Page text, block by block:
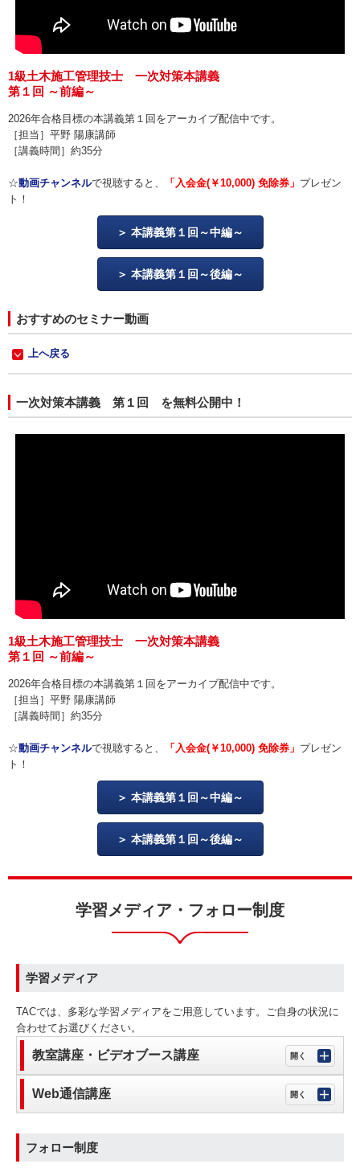
1級土木施工管理技士 一次対策本講義
第１回 ～前編～
2026年合格目標の本講義第１回をアーカイブ配信中です。
［担当］平野 陽康講師
［講義時間］約35分
☆動画チャンネルで視聴すると、 「入会金(￥10,000) 免除券」 プレゼン
ト！
本講義第１回～中編～
本講義第１回～後編～
おすすめのセミナー動画
上へ戻る
一次対策本講義 第１回 を無料公開中！
1級土木施工管理技士 一次対策本講義
第１回 ～前編～
2026年合格目標の本講義第１回をアーカイブ配信中です。
［担当］平野 陽康講師
［講義時間］約35分
☆動画チャンネルで視聴すると、 「入会金(￥10,000) 免除券」 プレゼン
ト！
本講義第１回～中編～
本講義第１回～後編～
学習メディア・フォロー制度
学習メディア
TACでは、多彩な学習メディアをご用意しています。ご自身の状況に
合わせてお選びください。
教室講座・ビデオブース講座
Web通信講座
フォロー制度